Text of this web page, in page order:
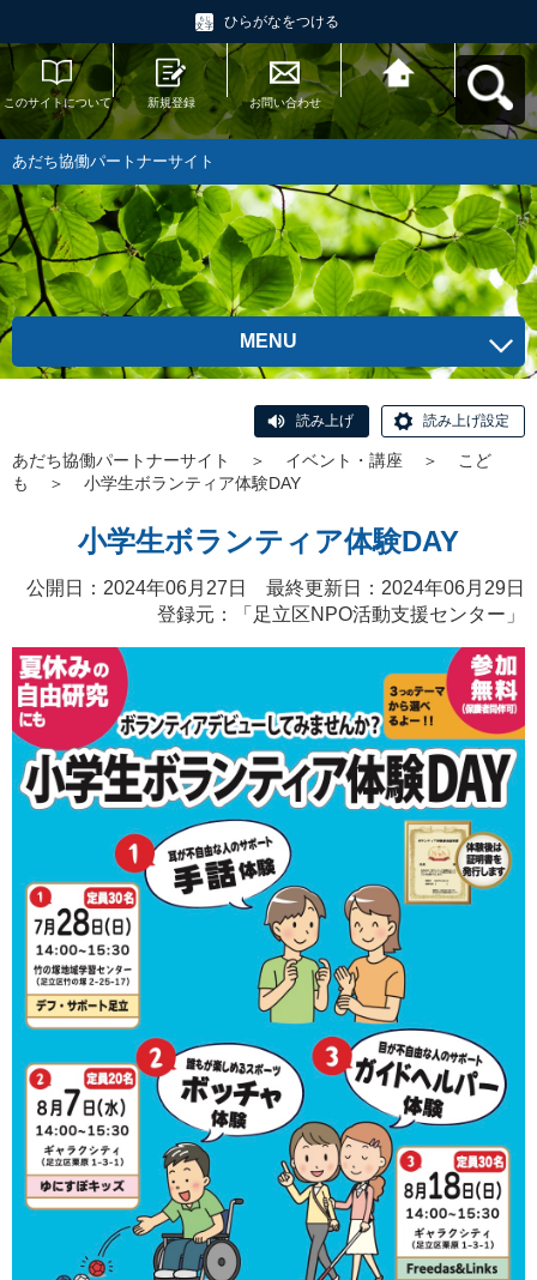
ひらがなをつける
このサイトについて 新規登録 お問い合わせ
あだち協働パートナ
ーサイトへ戻る
あだち協働パートナーサイト
MENU
読み上げ 読み上げ設定
あだち協働パートナーサイト ＞ イベント・講座 ＞
こど
も
＞ 小学生ボランティア体験DAY
小学生ボランティア体験DAY
公開日：2024年06月27日 最終更新日：2024年06月29日
登録元：「 足立区NPO活動支援センター 」